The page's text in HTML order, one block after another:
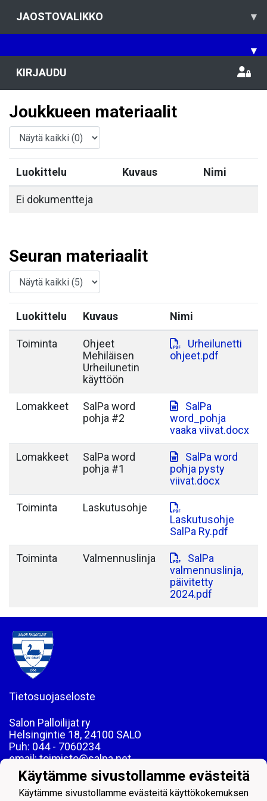
JAOSTOVALIKKO ▾
▾
KIRJAUDU
Joukkueen materiaalit
Luokittelu Kuvaus Nimi
Ei dokumentteja
Seuran materiaalit
Luokittelu Kuvaus Nimi
Toiminta
Ohjeet
Mehiläisen
Urheilunetin
käyttöön
Urheilunetti
ohjeet.pdf
Lomakkeet
SalPa word
pohja #2
SalPa
word_pohja
vaaka viivat.docx
Lomakkeet
SalPa word
pohja #1
SalPa word
pohja pysty
viivat.docx
Toiminta
Laskutusohje
Laskutusohje
SalPa Ry.pdf
Toiminta Valmennuslinja
SalPa
valmennuslinja,
päivitetty
2024.pdf
Tietosuojaseloste
Salon Palloilijat ry
Helsingintie 18, 24100 SALO
Puh: 044 - 7060234
email: toimisto@salpa.net
LY 0139538-2
Käytämme sivustollamme evästeitä
Käytämme sivustollamme evästeitä käyttökokemuksen